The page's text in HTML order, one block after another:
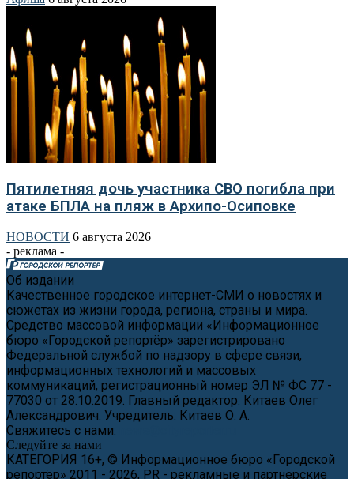
Пятилетняя дочь участника СВО погибла при
атаке БПЛА на пляж в Архипо-Осиповке
НОВОСТИ 6 августа 2026
- реклама -
Об издании
Качественное городское интернет-СМИ о новостях и
сюжетах из жизни города, региона, страны и мира.
Средство массовой информации «Информационное
бюро «Городской репортёр» зарегистрировано
Федеральной службой по надзору в сфере связи,
информационных технологий и массовых
коммуникаций, регистрационный номер ЭЛ № ФС 77 -
77030 от 28.10.2019. Главный редактор: Китаев Олег
Александрович. Учредитель: Китаев О. А.
Свяжитесь с нами:
Следуйте за нами
КАТЕГОРИЯ 16+, © Информационное бюро «Городской
репортёр» 2011 - 2026, PR - рекламные и партнерские